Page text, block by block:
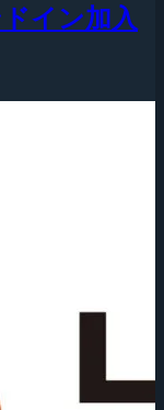
イン加入